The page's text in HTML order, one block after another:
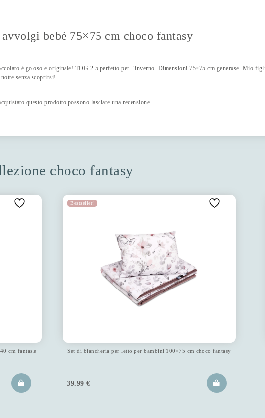
avvolgi bebè 75×75 cm choco fantasy
è goloso e originale! TOG 2.5 perfetto per l’inverno. Dimensioni 75×75 cm generose. Mio
senza scoprirsi!
questo prodotto possono lasciare una recensione.
choco fantasy
cm fantasie
Bestseller!
Set di biancheria per letto per bambini 100×75 cm choco fantasy
39.99 €